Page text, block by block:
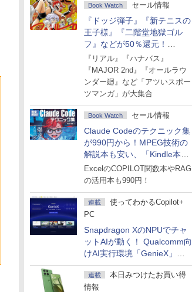
Book Watch セール情報
『ドッジ弾子』『新テニスの
王子様』『二階堂地獄ゴル
フ』などが50％還元！
Amazonマンガ週末セール
『リアル』『ハナバス』
『MAJOR 2nd』『オールラウ
ンダー廻』など「アツいスポー
ツマンガ」が大集合
Book Watch セール情報
Claude Codeのテクニック集
が990円から！MPEG技術の
解説本も安い、「Kindle本サ
マーセール」第2弾開始！
ExcelのCOPILOT関数本やRAG
の活用本も990円！
連載
使ってわかるCopilot+
PC
Snapdragon XのNPUでチャ
ットAIが動く！ Qualcomm向
けAI実行環境「GenieX」を
試してみた
連載
本日みつけたお買い得
情報